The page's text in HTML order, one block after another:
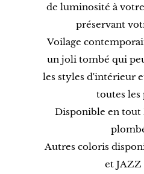
de luminosité à
préservant
Voilage
un joli tombé qui
les styles d'intérieur
toutes les
Disponible en tout
Autres coloris
et JAZZ